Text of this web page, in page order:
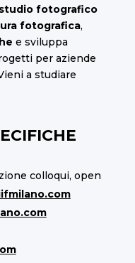
fotografico
fotografica,
e sviluppa
per aziende
a studiare
colloqui, open